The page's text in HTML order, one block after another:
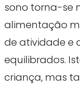
sono torna-se
alimentação
de atividade e
equilibrados.
criança, mas